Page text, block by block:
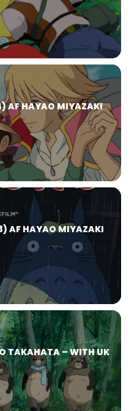
AF HAYAO MIYAZAKI
AF HAYAO MIYAZAKI
TAKAHATA – WITH UK